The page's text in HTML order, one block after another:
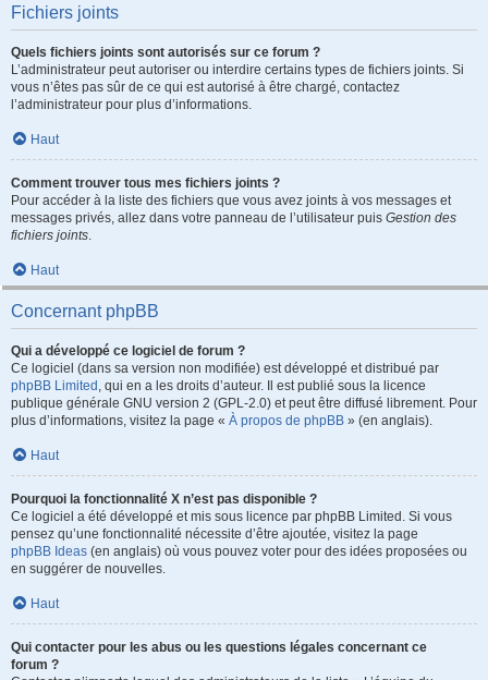
Fichiers joints
Quels fichiers joints sont autorisés sur ce forum ?
L’administrateur peut autoriser ou interdire certains types de fichiers joints. Si
vous n’êtes pas sûr de ce qui est autorisé à être chargé, contactez
l’administrateur pour plus d’informations.
Haut
Comment trouver tous mes fichiers joints ?
Pour accéder à la liste des fichiers que vous avez joints à vos messages et
messages privés, allez dans votre panneau de l’utilisateur puis Gestion des
fichiers joints.
Haut
Concernant phpBB
Qui a développé ce logiciel de forum ?
Ce logiciel (dans sa version non modifiée) est développé et distribué par
phpBB Limited , qui en a les droits d’auteur. Il est publié sous la licence
publique générale GNU version 2 (GPL-2.0) et peut être diffusé librement. Pour
plus d’informations, visitez la page « À propos de phpBB » (en anglais).
Haut
Pourquoi la fonctionnalité X n’est pas disponible ?
Ce logiciel a été développé et mis sous licence par phpBB Limited. Si vous
pensez qu’une fonctionnalité nécessite d’être ajoutée, visitez la page
phpBB Ideas (en anglais) où vous pouvez voter pour des idées proposées ou
en suggérer de nouvelles.
Haut
Qui contacter pour les abus ou les questions légales concernant ce
forum ?